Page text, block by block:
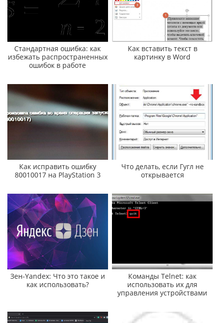
Стандартная ошибка: как
избежать распространенных
ошибок в работе
Как вставить текст в
картинку в Word
Как исправить ошибку
80010017 на PlayStation 3
Что делать, если Гугл не
открывается
Зен-Yandex: Что это такое и
как использовать?
Команды Telnet: как
использовать их для
управления устройствами